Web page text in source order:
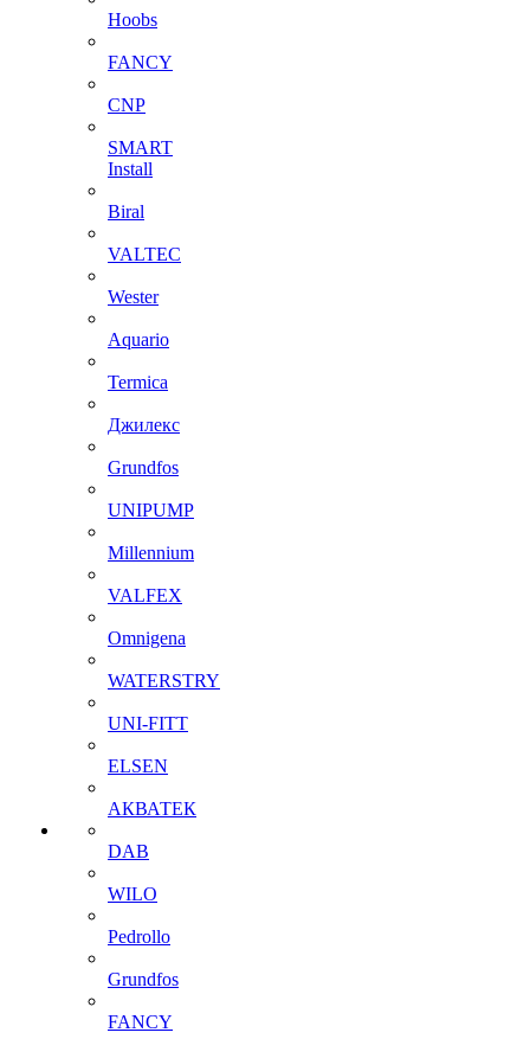
Hoobs
FANCY
CNP
SMART
Install
Biral
VALTEC
Wester
Aquario
Termica
Джилекс
Grundfos
UNIPUMP
Millennium
VALFEX
Omnigena
WATERSTRY
UNI-FITT
ELSEN
АКВАТЕК
DAB
WILO
Pedrollo
Grundfos
FANCY